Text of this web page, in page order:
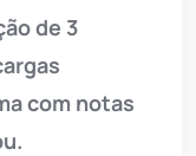
de 3
com notas